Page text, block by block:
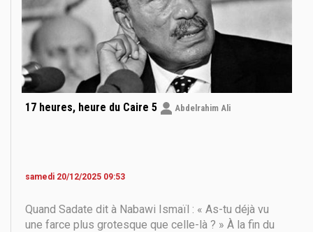
17 heures, heure du Caire 5 Abdelrahim Ali
samedi 20/12/2025 09:53
Quand Sadate dit à Nabawi Ismaïl : « As-tu déjà vu
une farce plus grotesque que celle-là ? » À la fin du